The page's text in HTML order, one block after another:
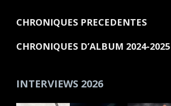
CHRONIQUES PRECEDENTES
CHRONIQUES D’ALBUM 2024-2025
INTERVIEWS 2026